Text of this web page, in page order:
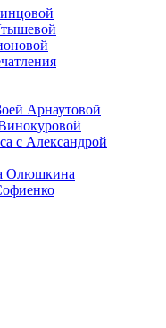
Арнаутовой
с Александрой
Олюшкина